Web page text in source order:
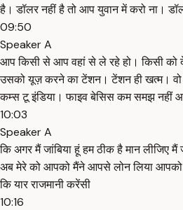
है। डॉलर नहीं है तो आप युवान में करो ना।
09:50
Speaker A
आप किसी से आप वहां से ले रहे हो। किसी को
उसको यूज़ करने का टेंशन। टेंशन ही खत्म। वो
कम्स टू इंडिया। फाइव बेसिस कम समझ नहीं
10:03
Speaker A
कि अगर मैं जांबिया हूं हम ठीक है मान लीजिए
अब मेरे को आपको मैंने आपसे लोन लिया आपको
कि यार राजमानी करेंसी
10:16